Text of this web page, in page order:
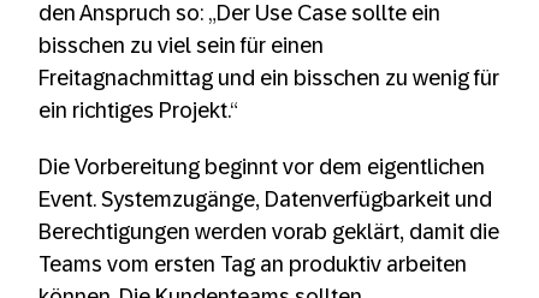
den Anspruch so: „Der Use Case sollte ein
bisschen zu viel sein für einen
Freitagnachmittag und ein bisschen zu wenig für
ein richtiges Projekt.“
Die Vorbereitung beginnt vor dem eigentlichen
Event. Systemzugänge, Datenverfügbarkeit und
Berechtigungen werden vorab geklärt, damit die
Teams vom ersten Tag an produktiv arbeiten